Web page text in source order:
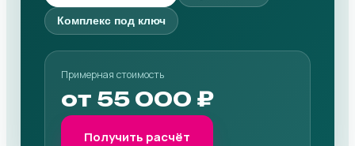
Комплекс под ключ
Примерная стоимость
от 55 000 ₽
Получить расчёт